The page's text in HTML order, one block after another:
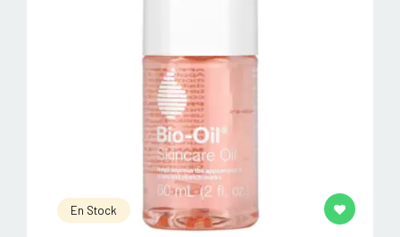
En Stock